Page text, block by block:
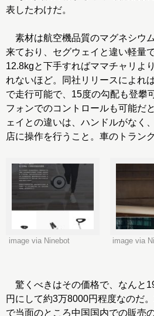
表したわけだ。
素材は航空機品質のマグネシウ
来ており、セグウェイと違い軽量
12.8kgと下手すればママチャリよ
れないほど。同社リリースによれ
で走行可能で、15度の勾配も登攀
フォンでのコントロールも可能だ
ェイとの違いは、ハンドルがなく
店に操作を行うこと。車のトラン
image via Ninebot image via
驚くべきはその価格で、なんと
円にして約3万8000円程度なのだ
で当面のところ中国国内での販売